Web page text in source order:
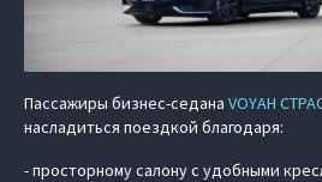
Пассажиры бизнес-седана VOYAH
насладиться поездкой благодаря:
- просторному салону с удобными